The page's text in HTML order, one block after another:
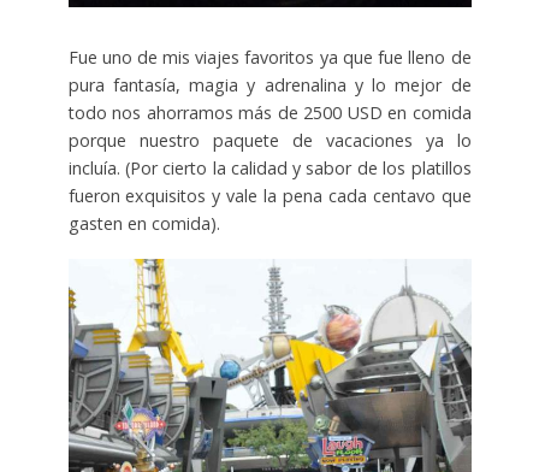
Fue uno de mis viajes favoritos ya que fue lleno de
pura fantasía, magia y adrenalina y lo mejor de
todo nos ahorramos más de 2500 USD en comida
porque nuestro paquete de vacaciones ya lo
incluía. (Por cierto la calidad y sabor de los platillos
fueron exquisitos y vale la pena cada centavo que
gasten en comida).